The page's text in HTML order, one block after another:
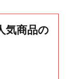
気商品の